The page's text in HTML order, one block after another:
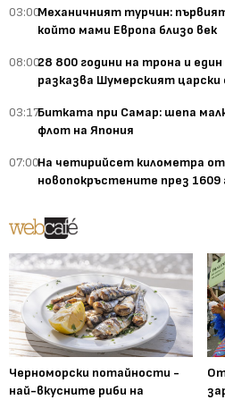
03:00Механичният турчин:
който мами Европа близо век
08:0028 800 години на трона и
разказва Шумерският царски
03:17Битката при Самар: шепа
флот на Япония
07:00На четирийсет километра от
новопокръстените през 1609
Черноморски потайности -
най-вкусните риби на